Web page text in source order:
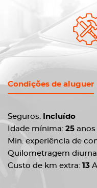
Condições de aluguer
Seguros:
Incluído
Idade mínima: 25 anos
Min. experiência de
Quilometragem
Custo de km extra: 13